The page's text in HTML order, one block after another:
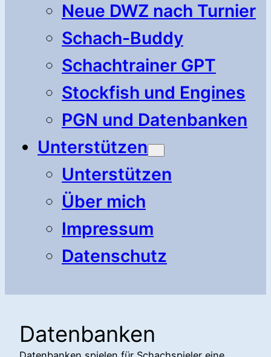
Neue DWZ nach Turnier
Schach-Buddy
Schachtrainer GPT
Stockfish und Engines
PGN und Datenbanken
Unterstützen
Unterstützen
Über mich
Impressum
Datenschutz
Datenbanken